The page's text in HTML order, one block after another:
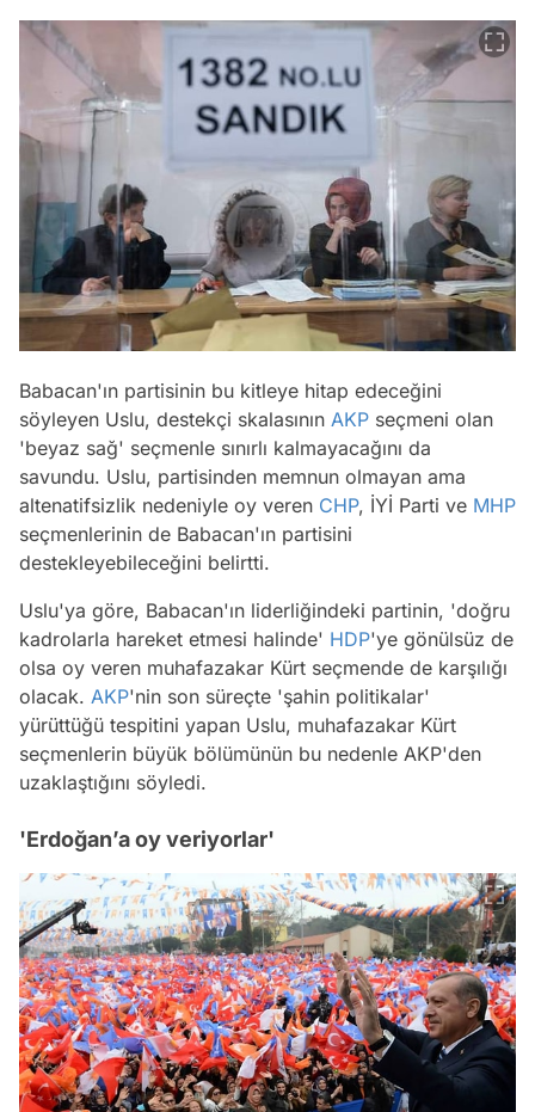
Babacan'ın partisinin bu kitleye hitap edeceğini
söyleyen Uslu, destekçi skalasının AKP seçmeni olan
'beyaz sağ' seçmenle sınırlı kalmayacağını da
savundu. Uslu, partisinden memnun olmayan ama
altenatifsizlik nedeniyle oy veren CHP, İYİ Parti ve MHP
seçmenlerinin de Babacan'ın partisini
destekleyebileceğini belirtti.
Uslu'ya göre, Babacan'ın liderliğindeki partinin, 'doğru
kadrolarla hareket etmesi halinde' HDP'ye gönülsüz de
olsa oy veren muhafazakar Kürt seçmende de karşılığı
olacak. AKP'nin son süreçte 'şahin politikalar'
yürüttüğü tespitini yapan Uslu, muhafazakar Kürt
seçmenlerin büyük bölümünün bu nedenle AKP'den
uzaklaştığını söyledi.
'Erdoğan’a oy veriyorlar'